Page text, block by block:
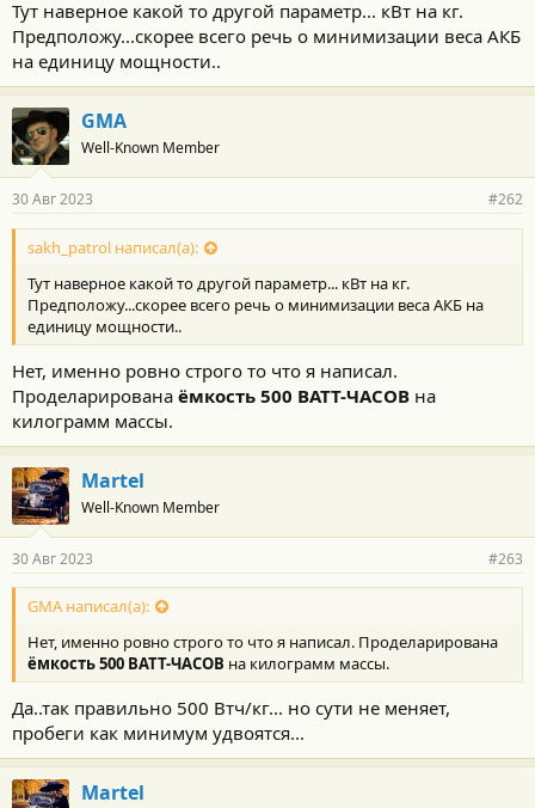
Тут наверное какой то другой параметр... кВт на кг.
Предположу...скорее всего речь о минимизации веса АКБ
на единицу мощности..
GMA
Well-Known Member
30 Авг 2023 #262
sakh_patrol написал(а):
Тут наверное какой то другой параметр... кВт на кг.
Предположу...скорее всего речь о минимизации веса АКБ на
единицу мощности..
Нет, именно ровно строго то что я написал.
Проделарирована ёмкость 500 ВАТТ-ЧАСОВ на
килограмм массы.
Martel
Well-Known Member
30 Авг 2023 #263
GMA написал(а):
Нет, именно ровно строго то что я написал. Проделарирована
ёмкость 500 ВАТТ-ЧАСОВ на килограмм массы.
Да..так правильно 500 Втч/кг... но сути не меняет,
пробеги как минимум удвоятся...
Martel